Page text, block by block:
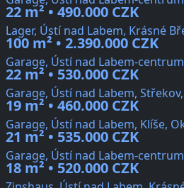
22 m² • 490.000 CZK
Lager, Ústí nad Labem, Krásné
100 m² • 2.390.000 CZK
Garage, Ústí nad Labem-
22 m² • 530.000 CZK
Garage, Ústí nad Labem,
19 m² • 460.000 CZK
Garage, Ústí nad Labem, Klíše,
21 m² • 535.000 CZK
Garage, Ústí nad Labem-
18 m² • 520.000 CZK